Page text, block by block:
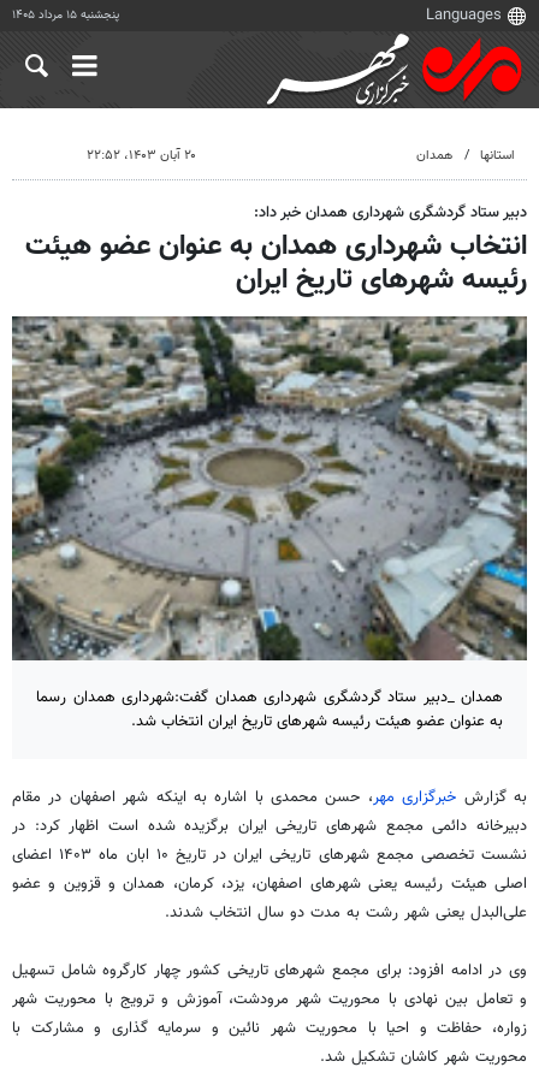
پنجشنبه ۱۵ مرداد ۱۴۰۵
استانها همدان ۲۰ آبان ۱۴۰۳، ۲۲:۵۲
دبیر ستاد گردشگری شهرداری همدان خبر داد:
انتخاب شهرداری همدان به عنوان عضو هیئت
رئیسه شهرهای تاریخ ایران
همدان _دبیر ستاد گردشگری شهرداری همدان گفت:شهرداری همدان رسما
به عنوان عضو هیئت رئیسه شهرهای تاریخ ایران انتخاب شد.
به گزارش خبرگزاری مهر، حسن محمدی با اشاره به اینکه شهر اصفهان در مقام
دبیرخانه دائمی مجمع شهرهای تاریخی ایران برگزیده شده است اظهار کرد: در
نشست تخصصی مجمع شهرهای تاریخی ایران در تاریخ ۱۰ ابان ماه ۱۴۰۳ اعضای
اصلی هیئت رئیسه یعنی شهرهای اصفهان، یزد، کرمان، همدان و قزوین و عضو
علی‌البدل یعنی شهر رشت به مدت دو سال انتخاب شدند.
وی در ادامه افزود: برای مجمع شهرهای تاریخی کشور چهار کارگروه شامل تسهیل
و تعامل بین نهادی با محوریت شهر مرودشت، آموزش و ترویج با محوریت شهر
زواره، حفاظت و احیا با محوریت شهر نائین و سرمایه گذاری و مشارکت با
محوریت شهر کاشان تشکیل شد.